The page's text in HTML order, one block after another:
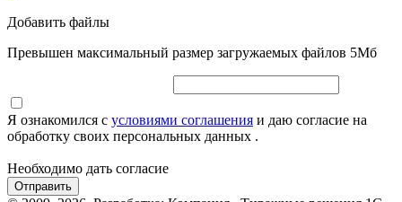
Добавить файлы
Превышен максимальный размер загружаемых файлов 5Мб
Я ознакомился с условиями соглашения и даю согласие на
обработку своих персональных данных .
Необходимо дать согласие
Отправить